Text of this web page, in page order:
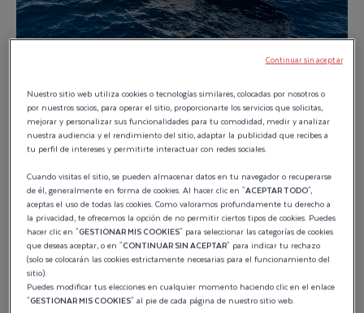
WELLCRAFT 28
EXPLORER
LaWellcraft 28 Exploreres una embarcación resistente y
apta para la alta mar con una cabina de mando totalmente
cerrada, construida para largas distancias y exploración
durante todo el año. Es la compañera perfecta para
quienes buscan auténticas emociones y disfrutar del
pilotaje.
Nuestro sitio web utiliza cookies o tecnologías similares, colocadas por nosotros o
por nuestros socios, para operar el sitio, proporcionarte los servicios que solicitas,
mejorar y personalizar sus funcionalidades para tu comodidad, medir y analizar
nuestra audiencia y el rendimiento del sitio, adaptar la publicidad que recibes a
tu perfil de intereses y permitirte interactuar con redes sociales.
Cuando visitas el sitio, se pueden almacenar datos en tu navegador o recuperarse
de él, generalmente en forma de cookies. Al hacer clic en "ACEPTAR TODO",
aceptas el uso de todas las cookies. Como valoramos profundamente tu derecho a
la privacidad, te ofrecemos la opción de no permitir ciertos tipos de cookies. Puedes
hacer clic en "GESTIONAR MIS COOKIES" para seleccionar las categorías de cookies
que deseas aceptar, o en "CONTINUAR SIN ACEPTAR" para indicar tu rechazo
(solo se colocarán las cookies estrictamente necesarias para el funcionamiento del
sitio).
Puedes modificar tus elecciones en cualquier momento haciendo clic en el enlace
"GESTIONAR MIS COOKIES" al pie de cada página de nuestro sitio web.
Continuar sin aceptar